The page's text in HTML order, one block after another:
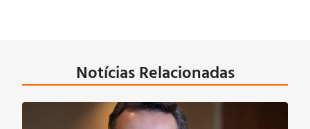
Notícias Relacionadas